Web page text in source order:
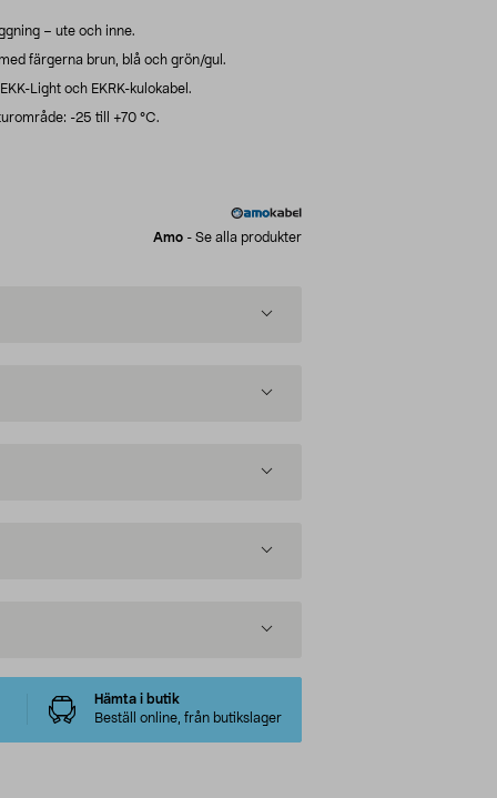
– ute och inne.
färgerna brun, blå och grön/gul.
Light och EKRK-kulokabel.
-25 till +70 °C.
Amo - Se alla produkter
Hämta i butik
Beställ online, från butikslager